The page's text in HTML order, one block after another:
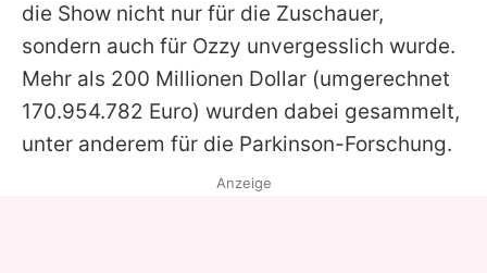
die Show nicht nur für die Zuschauer,
sondern auch für Ozzy unvergesslich wurde.
Mehr als 200 Millionen Dollar (umgerechnet
170.954.782 Euro) wurden dabei gesammelt,
unter anderem für die Parkinson-Forschung.
Anzeige